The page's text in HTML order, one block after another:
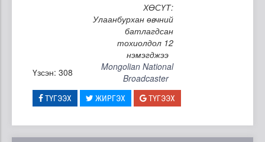
ХӨСҮТ:
Улаанбурхан өвчний
батлагдсан
тохиолдол 12
нэмэгджээ
Үзсэн: 308
Mongolian National
Broadcaster
ТҮГЭЭХ ЖИРГЭХ ТҮГЭЭХ